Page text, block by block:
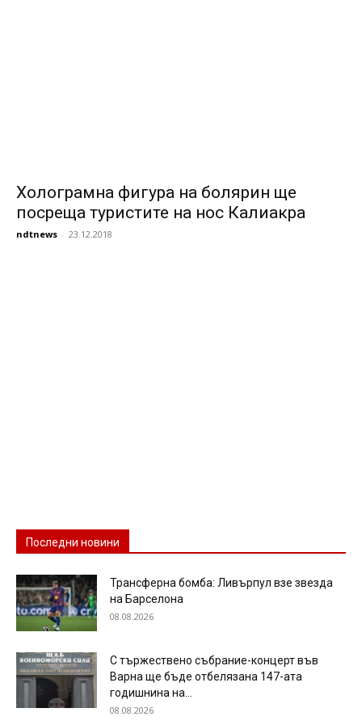
Холограмна фигура на болярин ще
посреща туристите на нос Калиакра
ndtnews - 23.12.2018
Последни новини
Трансферна бомба: Ливърпул взе звезда
на Барселона
08.08.2026
С тържествено събрание-концерт във
Варна ще бъде отбелязана 147-ата
годишнина на...
08.08.2026